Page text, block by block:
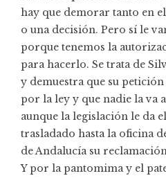
hay que demorar tanto en
o una decisión. Pero sí le
porque tenemos la
para hacerlo. Se trata de
y demuestra que su petición
por la ley y que nadie la va
aunque la legislación le da
trasladado hasta la oficina
de Andalucía su
Y por la pantomima y el